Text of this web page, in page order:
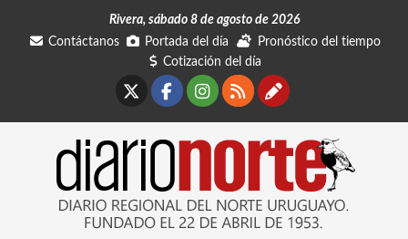
Rivera, sábado 8 de agosto de 2026
Contáctanos
Portada del día
Pronóstico del tiempo
Cotización del día
Facebook
Instagram
RSSContáctanos